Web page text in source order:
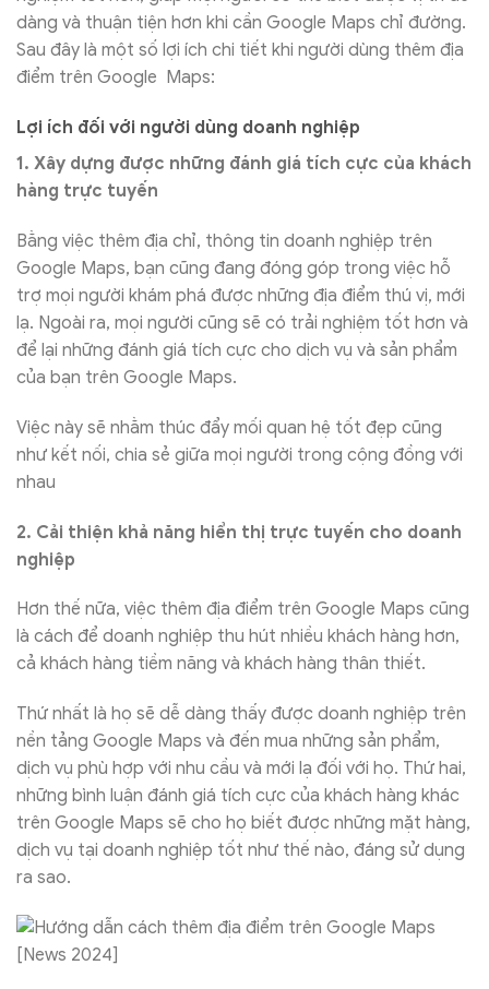
dàng và thuận tiện hơn khi cần Google Maps chỉ đường.
Sau đây là một số lợi ích chi tiết khi người dùng thêm địa
điểm trên Google Maps:
Lợi ích đối với người dùng doanh nghiệp
1. Xây dựng được những đánh giá tích cực của khách
hàng trực tuyến
Bằng việc thêm địa chỉ, thông tin doanh nghiệp trên
Google Maps, bạn cũng đang đóng góp trong việc hỗ
trợ mọi người khám phá được những địa điểm thú vị, mới
lạ. Ngoài ra, mọi người cũng sẽ có trải nghiệm tốt hơn và
để lại những đánh giá tích cực cho dịch vụ và sản phẩm
của bạn trên Google Maps.
Việc này sẽ nhằm thúc đẩy mối quan hệ tốt đẹp cũng
như kết nối, chia sẻ giữa mọi người trong cộng đồng với
nhau
2. Cải thiện khả năng hiển thị trực tuyến cho doanh
nghiệp
Hơn thế nữa, việc thêm địa điểm trên Google Maps cũng
là cách để doanh nghiệp thu hút nhiều khách hàng hơn,
cả khách hàng tiềm năng và khách hàng thân thiết.
Thứ nhất là họ sẽ dễ dàng thấy được doanh nghiệp trên
nền tảng Google Maps và đến mua những sản phẩm,
dịch vụ phù hợp với nhu cầu và mới lạ đối với họ. Thứ hai,
những bình luận đánh giá tích cực của khách hàng khác
trên Google Maps sẽ cho họ biết được những mặt hàng,
dịch vụ tại doanh nghiệp tốt như thế nào, đáng sử dụng
ra sao.